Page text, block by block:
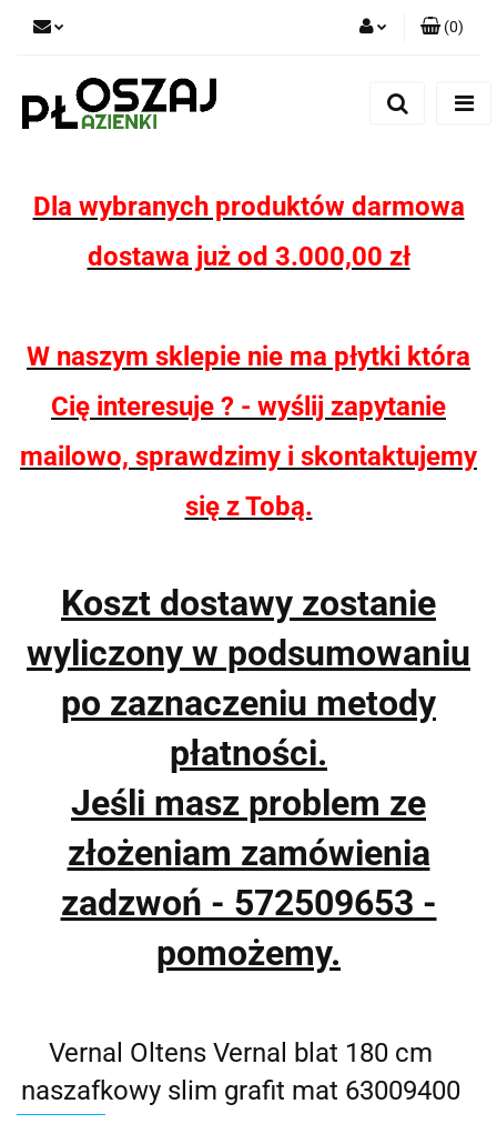
(0)
Dla wybranych produktów darmowa
dostawa już od 3.000,00 zł
W naszym sklepie nie ma płytki która
Cię interesuje ? - wyślij zapytanie
mailowo, sprawdzimy i skontaktujemy
się z Tobą.
Koszt dostawy zostanie
wyliczony w podsumowaniu
po zaznaczeniu metody
płatności.
Jeśli masz problem ze
złożeniam zamówienia
zadzwoń - 572509653 -
pomożemy.
Vernal Oltens Vernal blat 180 cm
naszafkowy slim grafit mat 63009400